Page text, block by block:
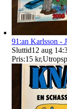
91:an Karlsson -
Sluttid12 aug
Pris:15 kr,